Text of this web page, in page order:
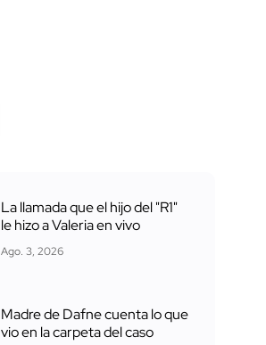
La llamada que el hijo del "R1"
le hizo a Valeria en vivo
Ago. 3, 2026
Madre de Dafne cuenta lo que
vio en la carpeta del caso